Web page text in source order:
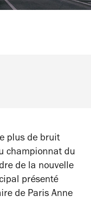
plus de bruit
championnat du
de la nouvelle
présenté
de Paris Anne